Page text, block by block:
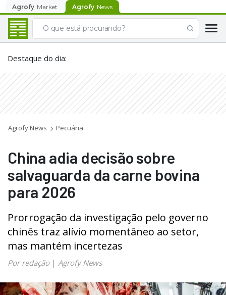
Agrofy Market Agrofy News
Destaque do dia:
Agrofy News Pecuária
China adia decisão sobre
salvaguarda da carne bovina
para 2026
Prorrogação da investigação pelo governo
chinês traz alívio momentâneo ao setor,
mas mantém incertezas
Por redação| Agrofy News